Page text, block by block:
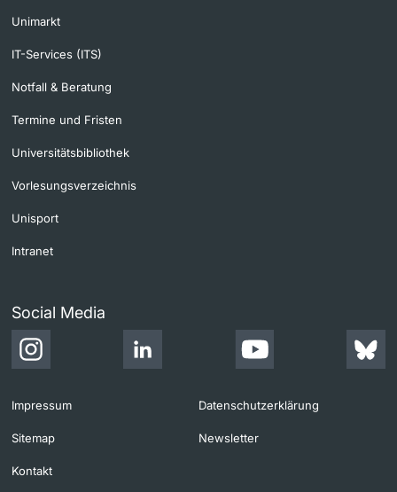
Unimarkt
IT-Services (ITS)
Notfall & Beratung
Termine und Fristen
Universitätsbibliothek
Vorlesungsverzeichnis
Unisport
Intranet
Social Media
Impressum Datenschutzerklärung
Sitemap Newsletter
Kontakt